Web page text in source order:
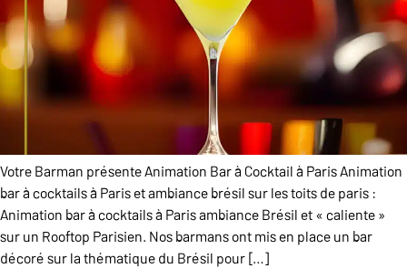
Votre Barman présente Animation Bar à Cocktail à Paris Animation
bar à cocktails à Paris et ambiance brésil sur les toits de paris :
Animation bar à cocktails à Paris ambiance Brésil et « caliente »
sur un Rooftop Parisien. Nos barmans ont mis en place un bar
décoré sur la thématique du Brésil pour […]